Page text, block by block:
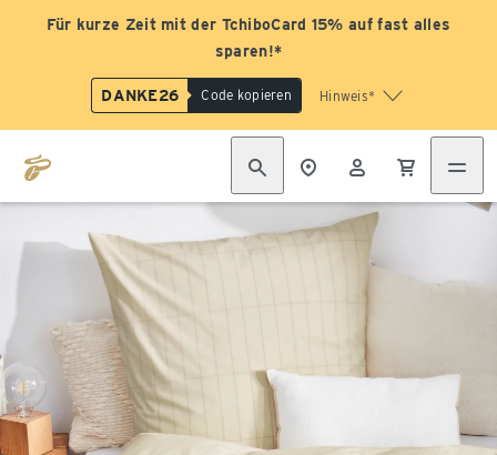
Für kurze Zeit mit der TchiboCard 15% auf fast alles
sparen!*
DANKE26 Code kopieren Hinweis*